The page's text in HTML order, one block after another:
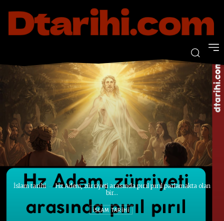
İslam tarihi
Hz Adem, zürriyeti arasında pırıl pırıl parlamakta olan
bir...
İSLAM TARIHI